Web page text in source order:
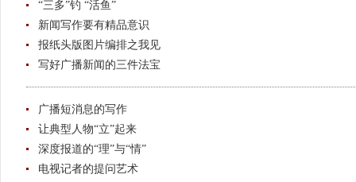
“三多”钓 “活鱼”
新闻写作要有精品意识
报纸头版图片编排之我见
写好广播新闻的三件法宝
广播短消息的写作
让典型人物“立”起来
深度报道的“理”与“情”
电视记者的提问艺术